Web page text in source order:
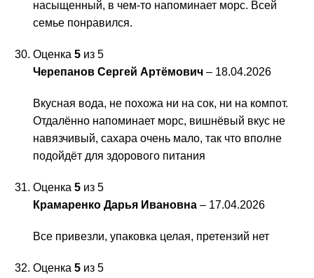
насыщенный, в чем-то напоминает морс. Всей
семье понравился.
Оценка 5 из 5
Черепанов Сергей Артёмович – 18.04.2026
Вкусная вода, не похожа ни на сок, ни на компот.
Отдалённо напоминает морс, вишнёвый вкус не
навязчивый, сахара очень мало, так что вполне
подойдёт для здорового питания
Оценка 5 из 5
Крамаренко Дарья Ивановна – 17.04.2026
Все привезли, упаковка целая, претензий нет
Оценка 5 из 5